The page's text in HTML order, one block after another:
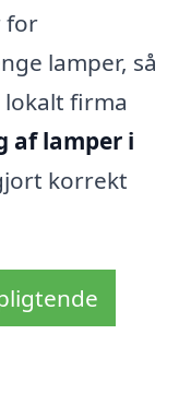
for
lamper, så
firma
af lamper i
korrekt